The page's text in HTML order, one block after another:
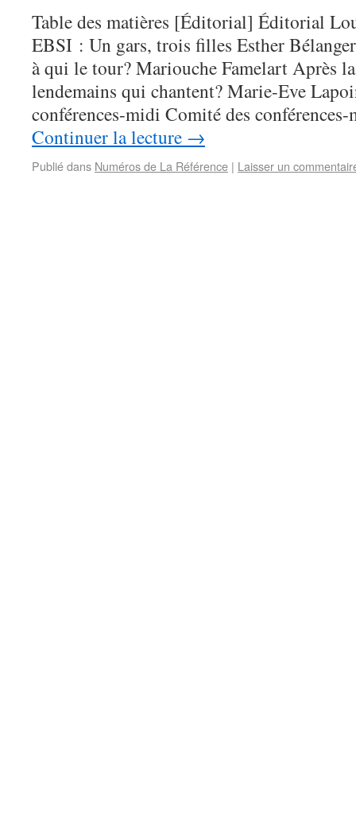
Table des matières [Éditorial] Éditorial
EBSI : Un gars, trois filles Esther
à qui le tour? Mariouche Famelart Après
lendemains qui chantent? Marie-Eve
conférences-midi Comité des
Continuer la lecture →
Publié dans Numéros de La Référence | Laisser un